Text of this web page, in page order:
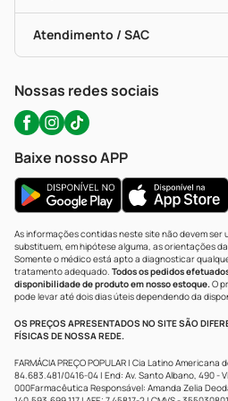
Bulas De A A Z
Políticas De Marketplace
Testes Rápidos
Autoteste Covid-19
Certificado De Segurança
Portal Da Privacidade
Atendimento / SAC
WhatsApp (47) 9202-1687
Nossas redes sociais
Baixe nosso APP
As informações contidas neste site não devem
substituem, em hipótese alguma, as orientações
Somente o médico está apto a diagnosticar
tratamento adequado. Todos os pedidos
disponibilidade de produto em nosso estoque.O
pode levar até dois dias úteis dependendo da
OS PREÇOS APRESENTADOS NO SITE SÃO
FÍSICAS DE NOSSA REDE.
FARMÁCIA PREÇO POPULAR | Cia Latino
84.683.481/0416-04 | End: Av. Santo Albano, 490 -
000Farmacêutica Responsável: Amanda Zelia